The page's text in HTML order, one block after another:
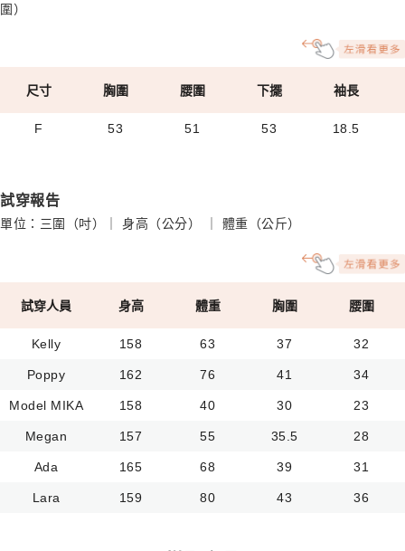
圍）
尺寸 胸圍 腰圍 下擺 袖長
F 53 51 53 18.5
試穿報告
單位：三圍（吋）｜ 身高（公分） ｜ 體重（公斤）
試穿人員 身高 體重 胸圍 腰圍
Kelly 158 63 37 32
Poppy 162 76 41 34
Model MIKA 158 40 30 23
Megan 157 55 35.5 28
Ada 165 68 39 31
Lara 159 80 43 36